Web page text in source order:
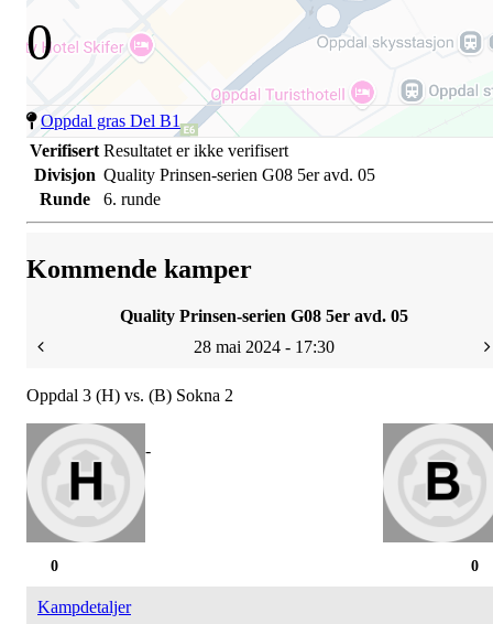
0
Oppdal gras Del B1
Verifisert Resultatet er ikke verifisert
Divisjon Quality Prinsen-serien G08 5er avd. 05
Runde
6. runde
Kommende kamper
Quality Prinsen-serien G08 5er avd. 05
28 mai 2024 - 17:30
Oppdal 3 (H) vs. (B) Sokna 2
-
0
0
Kampdetaljer